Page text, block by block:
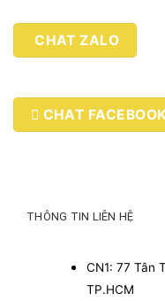
tím
CHAT ZALO
CHAT
THÔNG TIN LIÊN HỆ
CN1: 77 Tân
TP.HCM